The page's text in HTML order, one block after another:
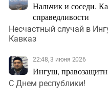
Нальчик и соседи.
справедливости
Несчастный случай в
Кавказ
22:48, 3 июня 2026
Ингуш,
С Днем республики!